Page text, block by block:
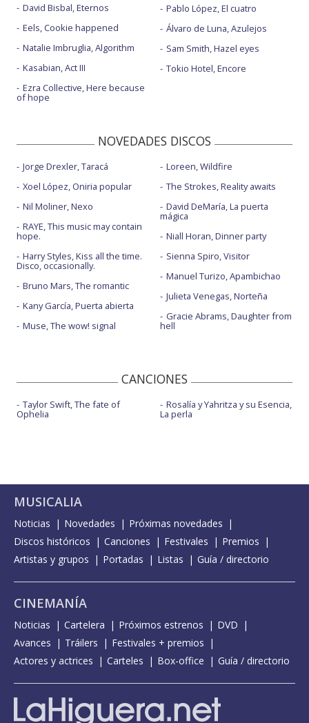
David Bisbal, Eternos
Eels, Cookie happened
Natalie Imbruglia, Algorithm
Kasabian, Act III
Ezra Collective, Here because
of hope
Pablo López, El cuatro
Álvaro de Luna, Azulejos
Sam Smith, Hazel eyes
Tokio Hotel, Encore
NOVEDADES DISCOS
Jorge Drexler, Taracá
Xoel López, Oniria popular
Nil Moliner, Nexo
RAYE, This music may contain
hope.
Harry Styles, Kiss all the time.
Disco, occasionally.
Bruno Mars, The romantic
Kany García, Puerta abierta
Muse, The wow! signal
Loreen, Wildfire
The Strokes, Reality awaits
David DeMaría, La puerta
mágica
Niall Horan, Dinner party
Sienna Spiro, Visitor
Manuel Turizo, Apambichao
Julieta Venegas, Norteña
Gracie Abrams, Daughter from
hell
CANCIONES
Taylor Swift, The fate of
Ophelia
Rosalía y Yahritza y su Esencia,
La perla
MUSICALIA
Noticias Novedades
Próximas novedades
Discos históricos
Canciones Festivales
Premios
Artistas y grupos
Portadas Listas Guía / directorio
CINEMANÍA
Noticias Cartelera Próximos estrenos
DVD
Avances
Tráilers
Festivales + premios
Actores y actrices
Carteles Box-office Guía / directorio